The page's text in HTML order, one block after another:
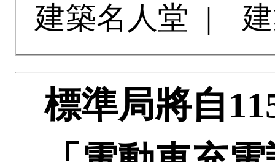
建築名人堂 |
標準局將自